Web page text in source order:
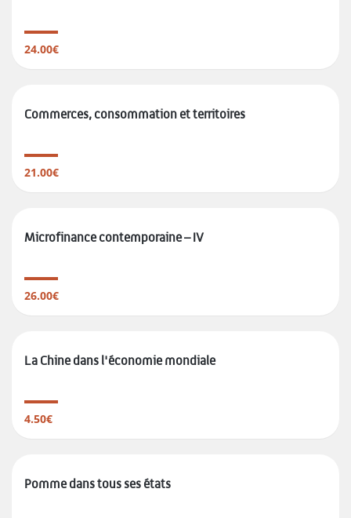
24.00€
Commerces, consommation et territoires
21.00€
Microfinance contemporaine – IV
26.00€
La Chine dans l'économie mondiale
4.50€
Pomme dans tous ses états